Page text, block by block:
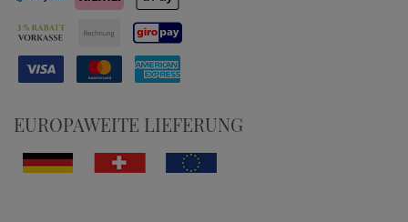
EUROPAWEITE LIEFERUNG